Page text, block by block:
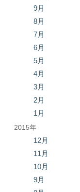
9月
8月
7月
6月
5月
4月
3月
2月
1月
2015年
12月
11月
10月
9月